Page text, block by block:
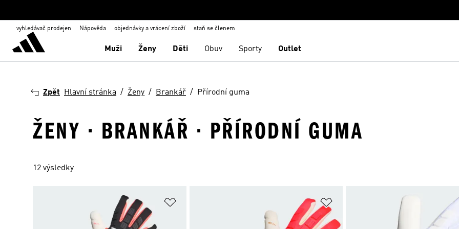
vyhledávač prodejen Nápověda objednávky a vrácení zboží staň se členem
Muži Ženy Děti Obuv Sporty Outlet
Zpět Hlavní stránka Ženy Brankář Přírodní guma
ŽENY · BRANKÁŘ · PŘÍRODNÍ GUMA
12 výsledky
Přidat do seznamu přání